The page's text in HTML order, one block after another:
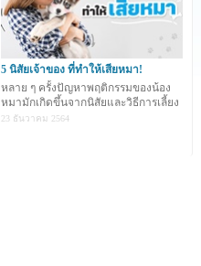
5 นิสัยเจ้าของ ที่ทำให้เสียหมา!
หลาย ๆ ครั้งปัญหาพฤติกรรมของน้อง
หมามักเกิดขึ้นจากนิสัยและวิธีการเลี้ยง
ของเจ้าของ การท
23 ธันวาคม 2564